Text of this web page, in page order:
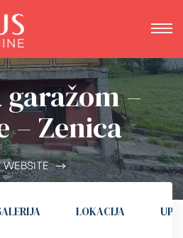
garažom –
– Zenica
WEBSITE
LOKACIJA UPIT